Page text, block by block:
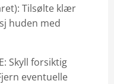
Tilsølte klær
huden med
Skyll forsiktig
eventuelle